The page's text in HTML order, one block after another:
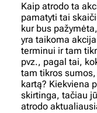
Kaip atrodo ta
pamatyti tai
kur bus
yra taikoma
terminui ir tam
pvz., pagal tai,
tam tikros
kartą? Kiekviena
skirtinga, tačiau
atrodo